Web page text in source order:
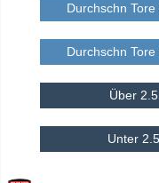
Durchschn
Durchschn Tore
Über 2.5
Unter 2.5